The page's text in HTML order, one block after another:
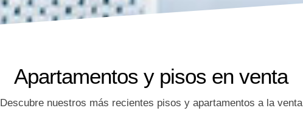
Apartamentos y pisos en venta
Descubre nuestros más recientes pisos y apartamentos a la venta